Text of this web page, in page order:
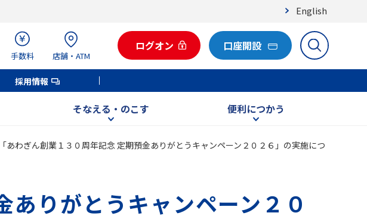
English
手数料 店舗・ATM
ログオン 口座開設
採用情報
そなえる・のこす 便利につかう
「あわぎん創業１３０周年記念 定期預金ありがとうキャンペーン２０２６」の実施につ
ありがとうキャンペーン２０